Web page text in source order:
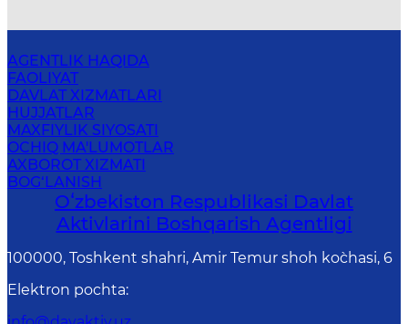
AGENTLIK HAQIDA
FAOLIYAT
DAVLAT XIZMATLARI
HUJJATLAR
MAXFIYLIK SIYOSATI
OCHIQ MA'LUMOTLAR
AXBOROT XIZMATI
BOG‘LANISH
Oʻzbekiston Respublikasi Davlat
Aktivlarini Boshqarish Agentligi
100000, Toshkent shahri, Amir Temur shoh ko`chasi, 6
Elektron pochta: